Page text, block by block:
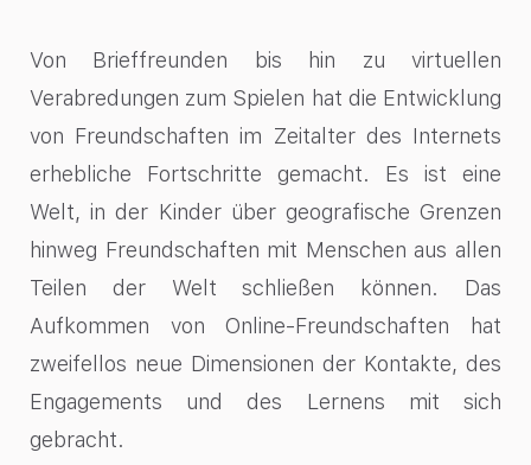
Von Brieffreunden bis hin zu virtuellen
Verabredungen zum Spielen hat die Entwicklung
von Freundschaften im Zeitalter des Internets
erhebliche Fortschritte gemacht. Es ist eine
Welt, in der Kinder über geografische Grenzen
hinweg Freundschaften mit Menschen aus allen
Teilen der Welt schließen können. Das
Aufkommen von Online-Freundschaften hat
zweifellos neue Dimensionen der Kontakte, des
Engagements und des Lernens mit sich
gebracht.